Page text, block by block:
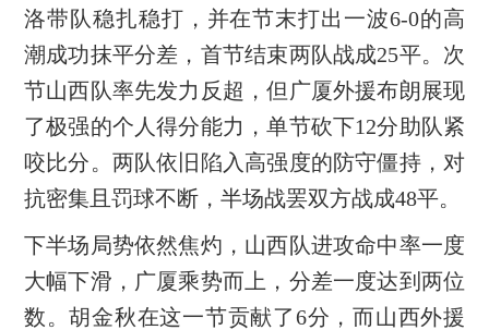
洛带队稳扎稳打，并在节末打出一波6-0的高
潮成功抹平分差，首节结束两队战成25平。次
节山西队率先发力反超，但广厦外援布朗展现
了极强的个人得分能力，单节砍下12分助队紧
咬比分。两队依旧陷入高强度的防守僵持，对
抗密集且罚球不断，半场战罢双方战成48平。
下半场局势依然焦灼，山西队进攻命中率一度
大幅下滑，广厦乘势而上，分差一度达到两位
数。胡金秋在这一节贡献了6分，而山西外援